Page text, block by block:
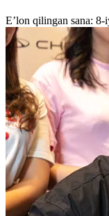
E’lon qilingan sana: 8-